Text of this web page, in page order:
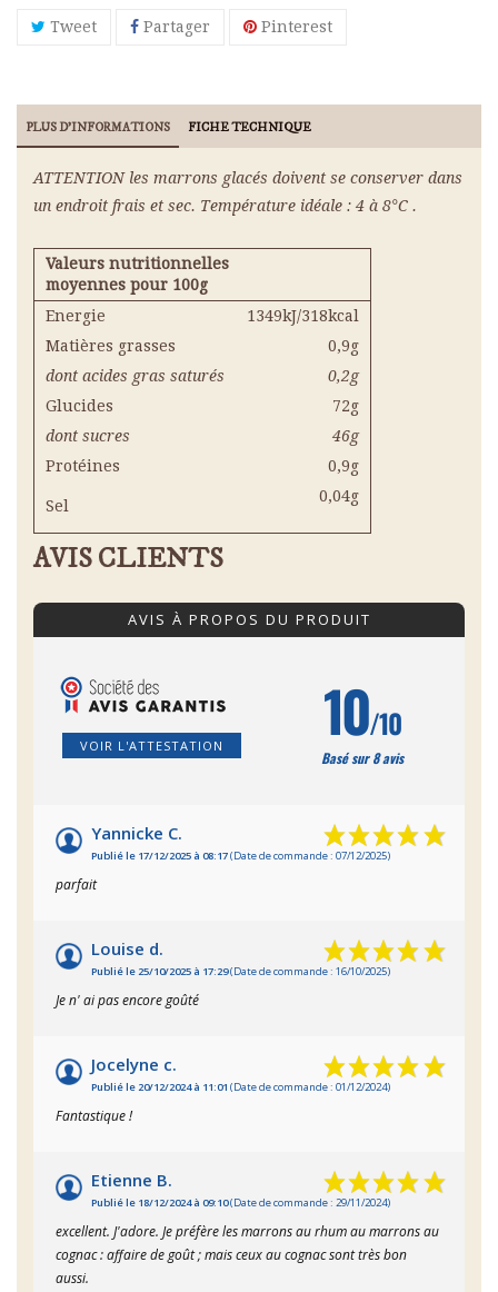
Tweet Partager Pinterest
PLUS D'INFORMATIONS FICHE TECHNIQUE
ATTENTION les marrons glacés doivent se conserver dans
un endroit frais et sec. Température idéale : 4 à 8°C .
Valeurs nutritionnelles
moyennes pour 100g
Energie
1349kJ/318kcal
Matières grasses
0,9g
dont acides gras saturés
0,2g
Glucides
72g
dont sucres
46g
Protéines
0,9g
Sel
0,04g
AVIS CLIENTS
AVIS À PROPOS DU PRODUIT
VOIR L'ATTESTATION 10/10
Basé sur 8 avis
Yannicke C.
Publié le 17/12/2025 à 08:17(Date de commande : 07/12/2025)
parfait
Louise d.
Publié le 25/10/2025 à 17:29(Date de commande : 16/10/2025)
Je n' ai pas encore goûté
Jocelyne c.
Publié le 20/12/2024 à 11:01 (Date de commande : 01/12/2024)
Fantastique !
Etienne B.
Publié le 18/12/2024 à 09:10(Date de commande : 29/11/2024)
excellent. J'adore. Je préfère les marrons au rhum au marrons au
cognac : affaire de goût ; mais ceux au cognac sont très bon
aussi.